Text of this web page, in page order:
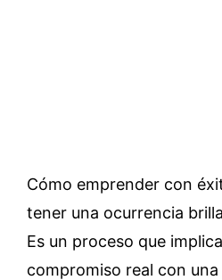
Cómo emprender con
tener una ocurrencia
Es un proceso que
compromiso real con